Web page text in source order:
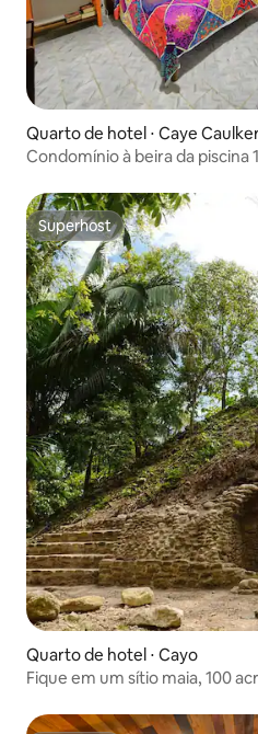
Quarto de hotel ⋅ Caye
Condomínio à beira da piscina
Superhost
Superhost
Quarto de hotel ⋅ Cayo
Fique em um sítio maia, 100